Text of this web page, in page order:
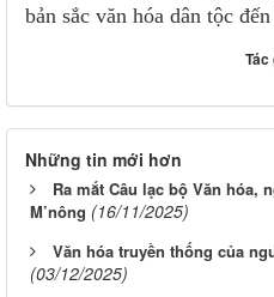
bản sắc văn hóa dân tộc
Tác
Những tin mới hơn
Ra mắt Câu lạc bộ Văn hóa,
M’nông (16/11/2025)
Văn hóa truyền thống của
(03/12/2025)